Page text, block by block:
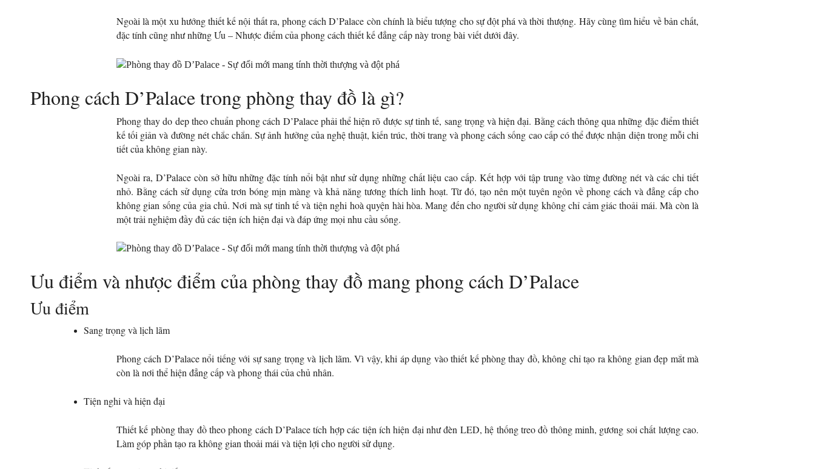
Ngoài là một xu hướng thiết kế nội thất ra, phongcách D’Palace còn chínhlà biểu tượng cho sự đột phá và thời thượng. Hãy cùng tìm hiểu về bản chất,
đặc tính cũng như những Ưu – Nhược điểm của phong cách thiết kế đẳng cấp này trong bài viết dưới đây.
Phong cách D’Palace trong phòng thay đồ là gì?
Phong thay do dep theo chuẩn phong cách D’Palace phải thể hiện rõ được sự tinh tế, sang trọng và hiện đại. Bằng cách thông qua những đặc điểm thiết
kế tối giản và đường nét chắc chắn. Sự ảnh hưởng của nghệ thuật, kiến trúc, thời trang và phong cách sống cao cấp có thể được nhận diện trong mỗi chi
tiết của không gian này.
Ngoài ra, D’Palace còn sở hữu những đặc tính nổi bật như sử dụng những chất liệu cao cấp. Kết hợp với tập trung vào từng đường nét và các chi tiết
nhỏ. Bằng cách sử dụng cửa trơn bóng mịn màng và khả năng tương thích linh hoạt. Từ đó, tạo nên một tuyên ngôn về phong cách và đẳng cấp cho
không gian sống của gia chủ. Nơi mà sự tinh tế và tiện nghi hoà quyện hài hòa. Mang đến cho người sử dụng không chỉ cảm giác thoải mái. Mà còn là
một trải nghiệm đầy đủ các tiện ích hiện đại và đáp ứng mọi nhu cầu sống.
Ưu điểm và nhược điểm của phòng thay đồ mang phong cách D’Palace
Ưu điểm
Sang trọng và lịch lãm
Phong cách D’Palace nổi tiếng với sự sang trọng và lịch lãm. Vì vậy, khi áp dụng vào thiết kế phòng thay đồ, không chỉ tạo ra không gian đẹp mắt mà
còn là nơi thể hiện đẳng cấp và phong thái của chủ nhân.
Tiện nghi và hiện đại
Thiết kế phòng thay đồ theo phong cách D’Palace tích hợp các tiện ích hiện đại như đèn LED, hệ thống treo đồ thông minh, gương soi chất lượng cao.
Làm góp phần tạo ra không gian thoải mái và tiện lợi cho người sử dụng.